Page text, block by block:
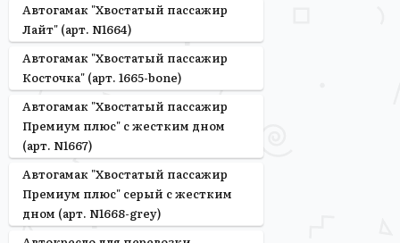
Автогамак "Хвостатый пассажир
Лайт" (арт. N1664)
Автогамак "Хвостатый пассажир
Косточка" (арт. 1665-bone)
Автогамак "Хвостатый пассажир
Премиум плюс" с жестким дном
(арт. N1667)
Автогамак "Хвостатый пассажир
Премиум плюс" серый с жестким
дном (арт. N1668-grey)